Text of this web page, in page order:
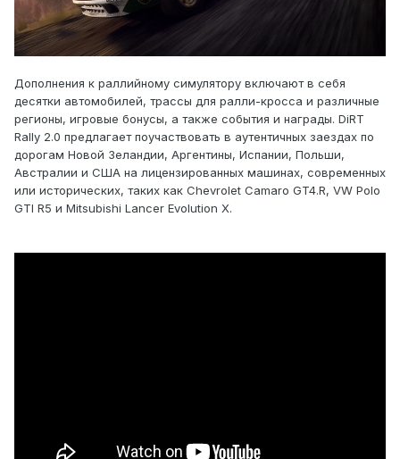
Дополнения к раллийному симулятору включают в себя
десятки автомобилей, трассы для ралли-кросса и различные
регионы, игровые бонусы, а также события и награды. DiRT
Rally 2.0 предлагает поучаствовать в аутентичных заездах по
дорогам Новой Зеландии, Аргентины, Испании, Польши,
Австралии и США на лицензированных машинах, современных
или исторических, таких как Chevrolet Camaro GT4.R, VW Polo
GTI R5 и Mitsubishi Lancer Evolution X.